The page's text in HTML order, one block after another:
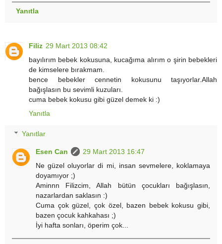
Yanıtla
Filiz 29 Mart 2013 08:42
bayılırım bebek kokusuna, kucağıma alırım o şirin bebekleri
de kimselere bırakmam.
bence bebekler cennetin kokusunu taşıyorlar.Allah
bağışlasın bu sevimli kuzuları.
cuma bebek kokusu gibi güzel demek ki :)
Yanıtla
Yanıtlar
Esen Can
29 Mart 2013 16:47
Ne güzel oluyorlar di mi, insan sevmelere, koklamaya
doyamıyor ;)
Aminnn Filizcim, Allah bütün çocukları bağışlasın,
nazarlardan saklasın :)
Cuma çok güzel, çok özel, bazen bebek kokusu gibi,
bazen çocuk kahkahası ;)
İyi hafta sonları, öperim çok...